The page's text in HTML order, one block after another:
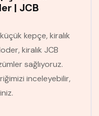
| JCB
kepçe, kiralık
kiralık JCB
sağlıyoruz.
inceleyebilir,